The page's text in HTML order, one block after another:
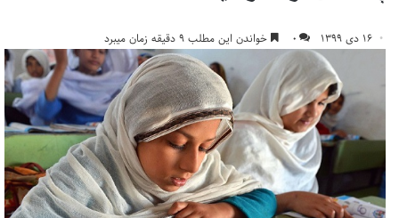
۱۶ دی ۱۳۹۹ ۰ خواندن این مطلب ۹ دقیقه زمان میبرد